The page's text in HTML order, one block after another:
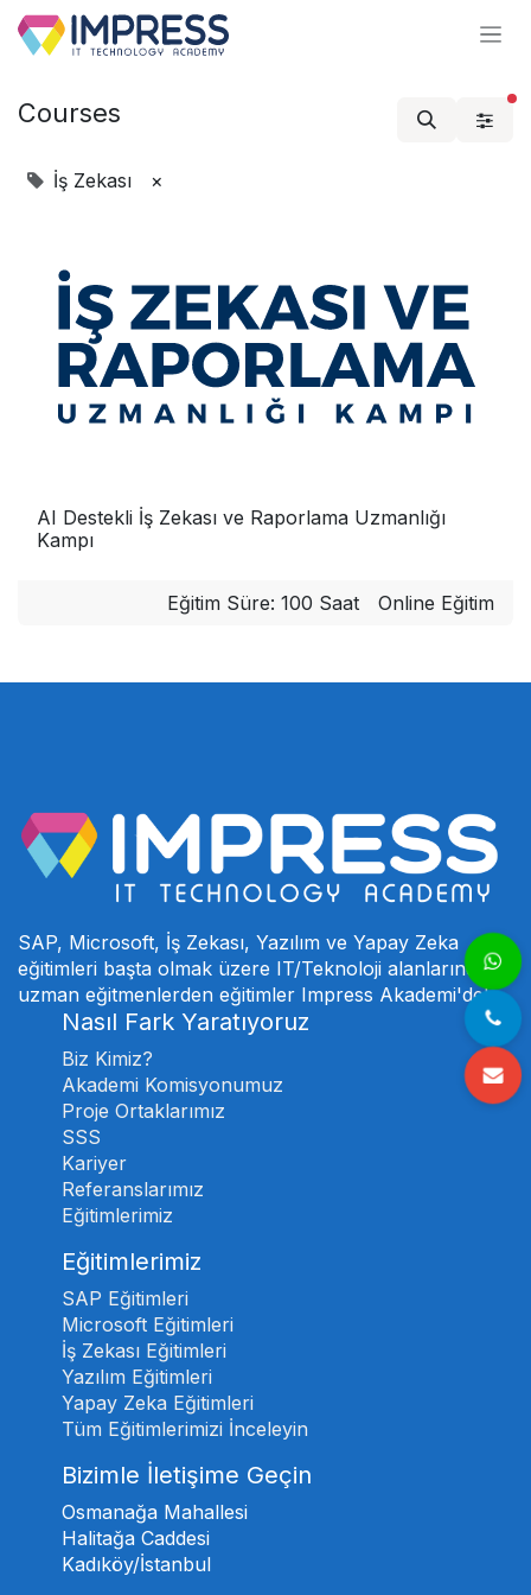
İçereği Atla
Courses
İş Zekası ×
AI Destekli İş Zekası ve Raporlama Uzmanlığı
Kampı
Eğitim Süre: 100 Saat Online Eğitim
SAP, Microsoft, İş Zekası, Yazılım ve Yapay Zeka
eğitimleri başta olmak üzere IT/Teknoloji alanlarında
uzman eğitmenlerden eğitimler Impress Akademi'de!
Nasıl Fark Yaratıyoruz
Biz Kimiz?
Akademi Komisyonumuz
Proje Ortaklarımız
SSS
Kariyer
Referanslarımız
Eğitimlerimiz
Eğitimlerimiz
SAP Eğitimleri
Microsoft Eğitimleri
İş Zekası Eğitimleri
Yazılım Eğitimleri
Yapay Zeka Eğitimleri
Tüm Eğitimlerimizi İnceleyin
Bizimle İletişime Geçin
Osmanağa Mahallesi
Halitağa Caddesi
Kadıköy/İstanbul